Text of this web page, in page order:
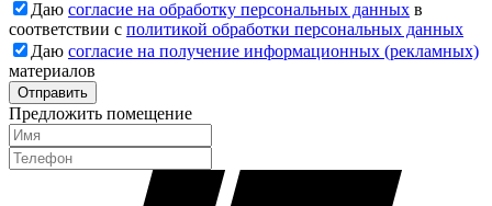
Даю согласие на обработку персональных данных в
соответствии с политикой обработки персональных данных
Даю согласие на получение информационных (рекламных)
материалов
Отправить
Предложить помещение